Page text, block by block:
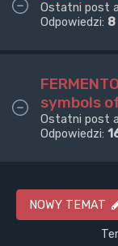
Ostatni post
Odpowiedzi: 8
symbols
Ostatni post
Odpowiedzi:
NOWY TEMAT